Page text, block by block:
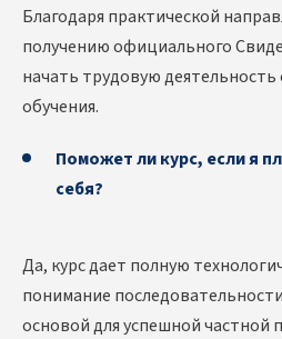
Благодаря практической
получению официального
начать трудовую деятельность
обучения.
Поможет ли курс, если я
себя?
Да, курс дает полную
понимание
основой для успешной частной